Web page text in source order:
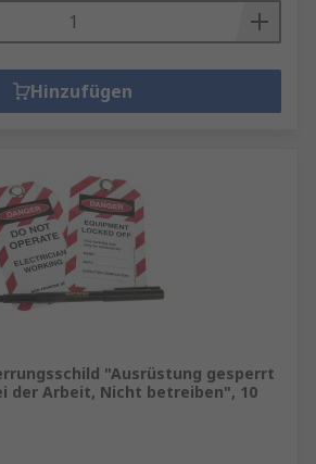
Hinzufügen
"Ausrüstung gesperrt
der Arbeit, Nicht betreiben", 10